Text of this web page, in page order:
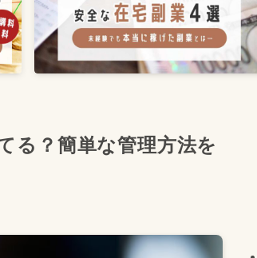
る？簡単な管理方法を